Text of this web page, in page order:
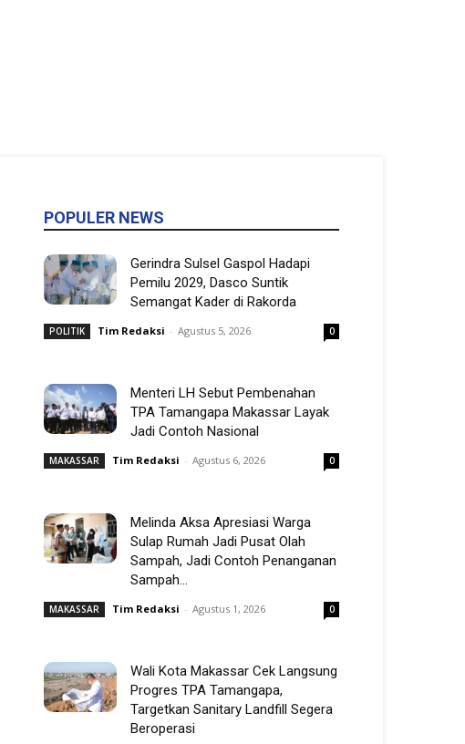
POPULER NEWS
Gerindra Sulsel Gaspol Hadapi
Pemilu 2029, Dasco Suntik
Semangat Kader di Rakorda
POLITIK Tim Redaksi - Agustus 5, 2026 0
Menteri LH Sebut Pembenahan
TPA Tamangapa Makassar Layak
Jadi Contoh Nasional
MAKASSAR Tim Redaksi - Agustus 6, 2026 0
Melinda Aksa Apresiasi Warga
Sulap Rumah Jadi Pusat Olah
Sampah, Jadi Contoh Penanganan
Sampah...
MAKASSAR Tim Redaksi - Agustus 1, 2026 0
Wali Kota Makassar Cek Langsung
Progres TPA Tamangapa,
Targetkan Sanitary Landfill Segera
Beroperasi